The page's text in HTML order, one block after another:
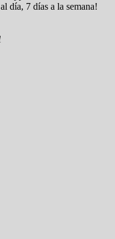
día, 7 días a la semana!